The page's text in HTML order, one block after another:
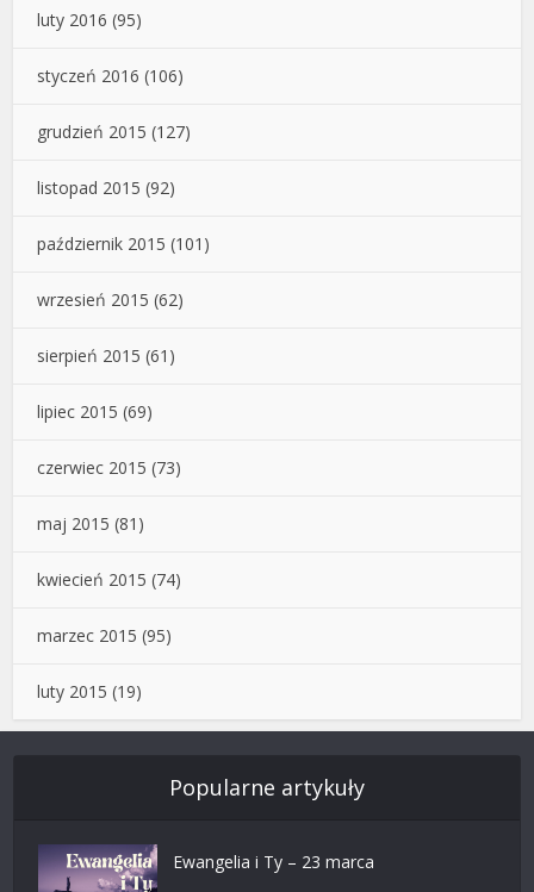
luty 2016 (95)
styczeń 2016 (106)
grudzień 2015 (127)
listopad 2015 (92)
październik 2015 (101)
wrzesień 2015 (62)
sierpień 2015 (61)
lipiec 2015 (69)
czerwiec 2015 (73)
maj 2015 (81)
kwiecień 2015 (74)
marzec 2015 (95)
luty 2015 (19)
Popularne artykuły
Ewangelia i Ty – 23 marca